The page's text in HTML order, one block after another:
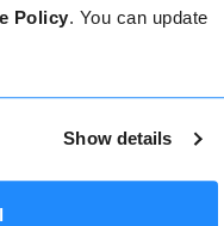
Policy. You can update
Show details